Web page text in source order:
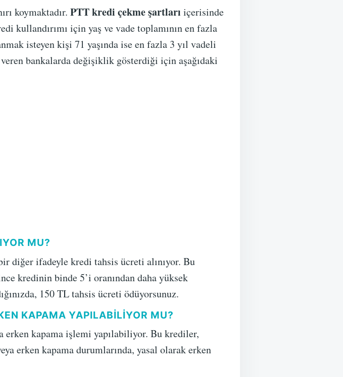
koymaktadır. PTT kredi çekme şartları içerisinde
kullandırımı için yaş ve vade toplamının en fazla
isteyen kişi 71 yaşında ise en fazla 3 yıl vadeli
bankalarda değişiklik gösterdiği için aşağıdaki
MU?
diğer ifadeyle kredi tahsis ücreti alınıyor. Bu
kredinin binde 5’i oranından daha yüksek
150 TL tahsis ücreti ödüyorsunuz.
KAPAMA YAPILABILIYOR MU?
erken kapama işlemi yapılabiliyor. Bu krediler,
erken kapama durumlarında, yasal olarak erken